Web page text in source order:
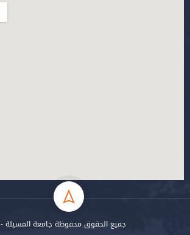
جميع الحقوق محفوظة جامعة المسيلة - 2024